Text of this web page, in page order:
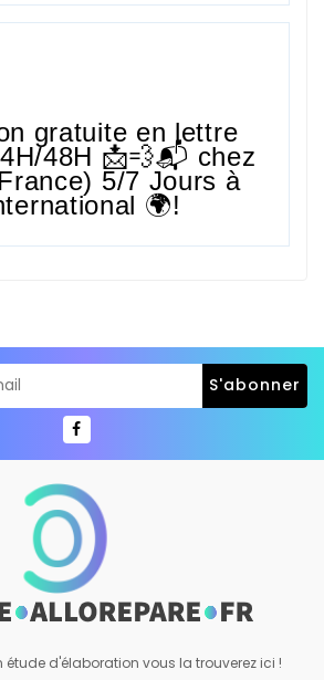
gratuite en lettre
48H 📩💨📬 chez
5/7 Jours à
🌍!
étude d'élaboration vous la trouverez ici !